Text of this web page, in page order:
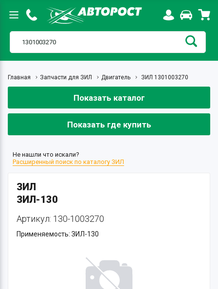
Главная Запчасти для ЗИЛ Двигатель ЗИЛ 1301003270
Показать каталог
Показать где купить
Не нашли что искали?
Расширенный поиск по каталогу ЗИЛ
ЗИЛ
ЗИЛ-130
Артикул: 130-1003270
Применяемость: ЗИЛ-130